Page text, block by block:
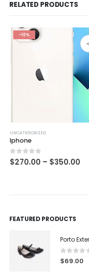
RELATED PRODUCTS
-10%
UNCATEGORIZED
Iphone
0out of 5
$270.00 – $350.00
FEATURED PRODUCTS
Porto
0out
$69.00